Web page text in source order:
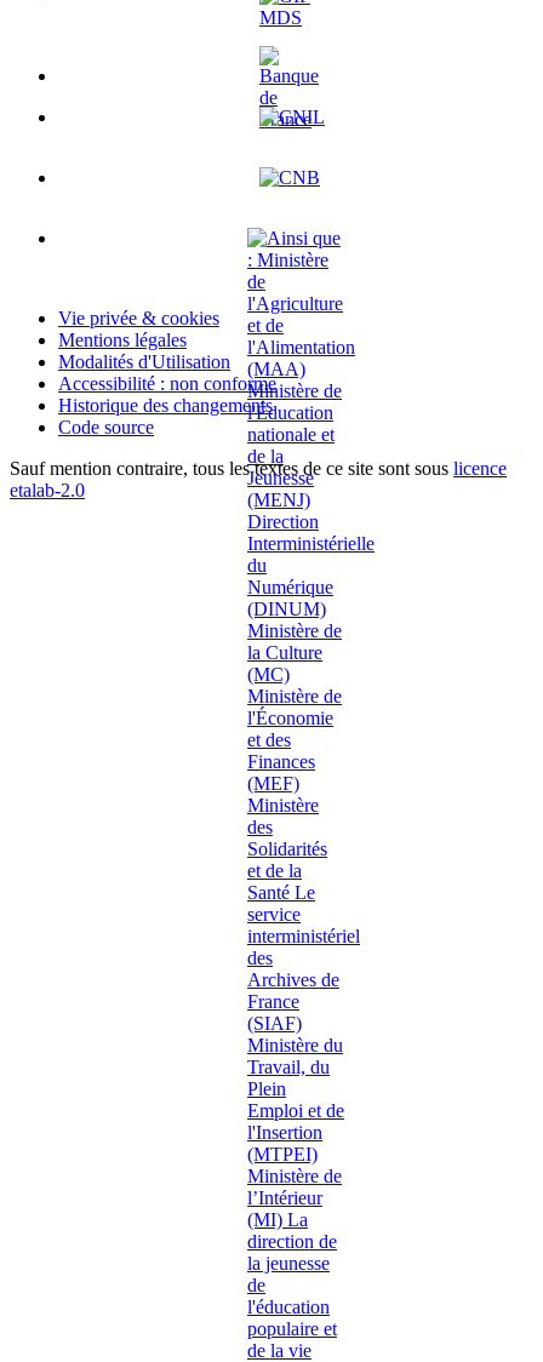
Vie privée & cookies
Mentions légales
Modalités d'Utilisation
Accessibilité : non conforme
Historique des changements
Code source
Sauf mention contraire, tous les textes de ce site sont sous licence
etalab-2.0